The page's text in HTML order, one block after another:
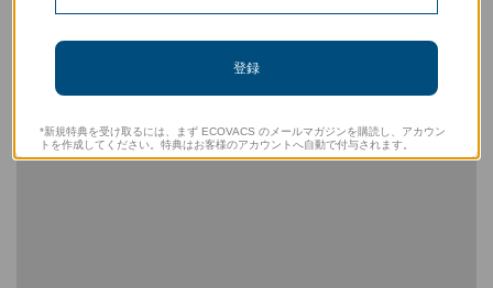
登録
*新規特典を受け取るには、まず ECOVACS のメールマガジンを購読し、アカウン
トを作成してください。特典はお客様のアカウントへ自動で付与されます。